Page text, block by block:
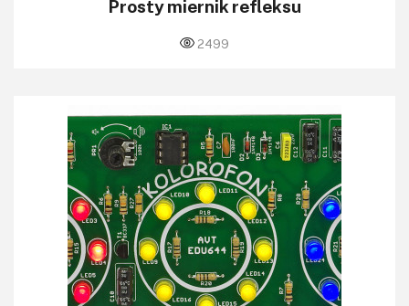
Prosty miernik refleksu
2499